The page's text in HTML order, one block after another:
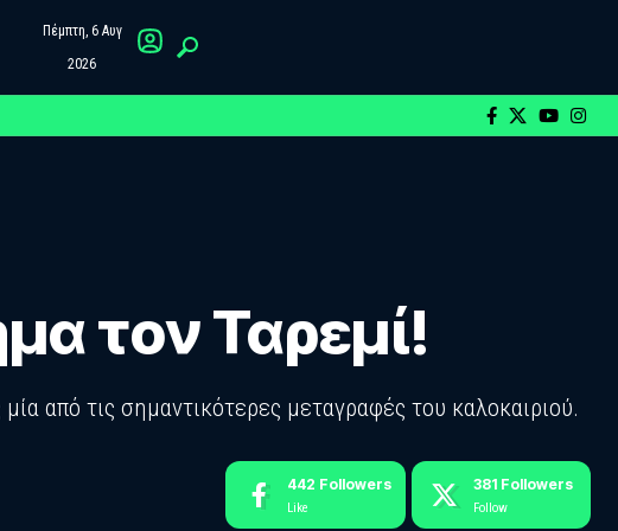
Πέμπτη, 6 Αυγ
2026
τον Ταρεμί!
από τις σημαντικότερες μεταγραφές του καλοκαιριού.
442 Followers
Like
381 Followers
Follow